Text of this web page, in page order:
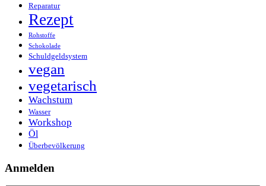
Reparatur
Rezept
Rohstoffe
Schokolade
Schuldgeldsystem
vegan
vegetarisch
Wachstum
Wasser
Workshop
Öl
Überbevölkerung
Anmelden